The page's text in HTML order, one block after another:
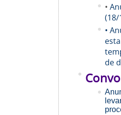
•
(18/
•
de